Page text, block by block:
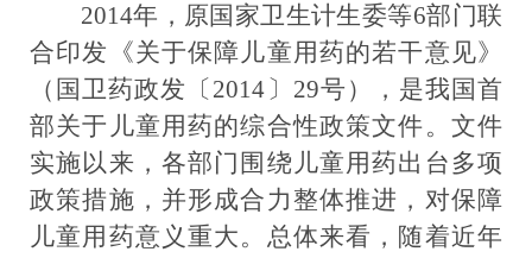
2014年，原国家卫生计生委等6部门联
合印发《关于保障儿童用药的若干意见》
（国卫药政发〔 2014 〕 29号），是我国首
部关于儿童用药的综合性政策文件。 文件
实施以来，各部门围绕儿童用药出台多项
政策措施，并形成合力整体推进，对保障
儿童用药意义重大。 总体来看，随着近年